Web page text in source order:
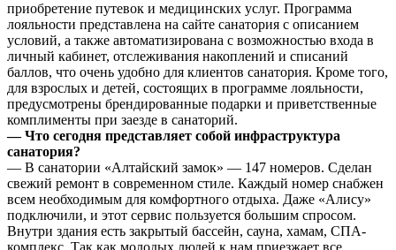
приобретение путевок и медицинских услуг. Программа
лояльности представлена на сайте санатория с описанием
условий, а также автоматизирована с возможностью входа в
личный кабинет, отслеживания накоплений и списаний
баллов, что очень удобно для клиентов санатория. Кроме того,
для взрослых и детей, состоящих в программе лояльности,
предусмотрены брендированные подарки и приветственные
комплименты при заезде в санаторий.
— Что сегодня представляет собой инфраструктура
санатория?
— В санатории «Алтайский замок» — 147 номеров. Сделан
свежий ремонт в современном стиле. Каждый номер снабжен
всем необходимым для комфортного отдыха. Даже «Алису»
подключили, и этот сервис пользуется большим спросом.
Внутри здания есть закрытый бассейн, сауна, хамам, СПА-